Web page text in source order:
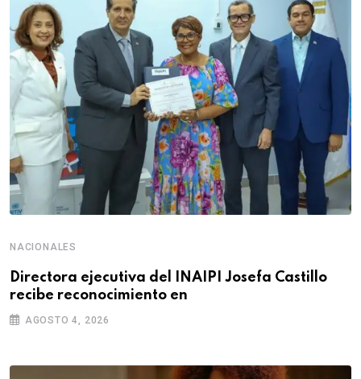
NACIONALES
Directora ejecutiva del INAIPI Josefa Castillo
recibe reconocimiento en
AGOSTO 4, 2026